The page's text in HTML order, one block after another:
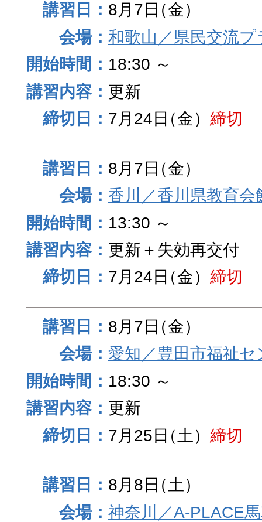
8月7日（金）
和歌山／県民交流
18:30 ～
更新
7月24日（金） 締切
8月7日（金）
香川／香川県教育
13:30 ～
更新＋失効再交付
7月24日（金） 締切
8月7日（金）
愛知／豊田市福祉セ
18:30 ～
更新
7月25日（土） 締切
8月8日（土）
神奈川／A-PLACE